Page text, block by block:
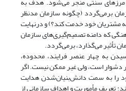
برمی‌گردد (چگونه سازمان مد‌نظر
مشتریان خود خدمت کند؟) و درنهایت
که دامنه تصمیم‌گیری‌های سازمان
تأثیر می‌گذارد، بر‌می‌گردد.
رسیدن به چهار عنصر فرایند، محدوده،
است، ولی غیر ممکن نیست. اگر
را به سمت دانش‌بنیان‌شدن هدایت